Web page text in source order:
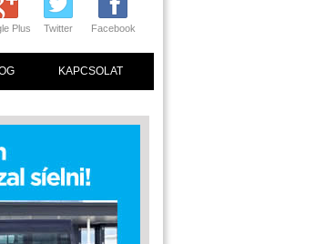
Plus Twitter Facebook
KAPCSOLAT